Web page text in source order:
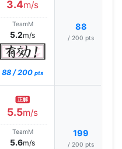
3.4m/s
TeamM
5.2m/s
88 / 200 pts
88
/ 200 pts
正解
5.5m/s
TeamM
5.6m/s
199
/ 200 pts